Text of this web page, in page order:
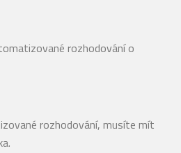
rozhodování o
rozhodování, musíte mít